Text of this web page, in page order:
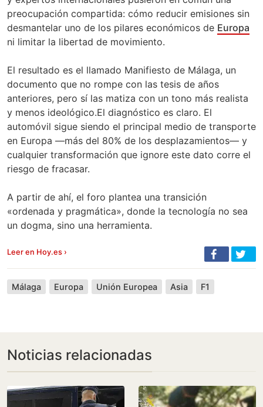
preocupación compartida: cómo reducir emisiones sin
desmantelar uno de los pilares económicos de Europa
ni limitar la libertad de movimiento.
El resultado es el llamado Manifiesto de Málaga, un
documento que no rompe con las tesis de años
anteriores, pero sí las matiza con un tono más realista
y menos ideológico.El diagnóstico es claro. El
automóvil sigue siendo el principal medio de transporte
en Europa —más del 80% de los desplazamientos— y
cualquier transformación que ignore este dato corre el
riesgo de fracasar.
A partir de ahí, el foro plantea una transición
«ordenada y pragmática», donde la tecnología no sea
un dogma, sino una herramienta.
Leer en Hoy.es ›
Málaga Europa Unión Europea Asia F1
Noticias relacionadas